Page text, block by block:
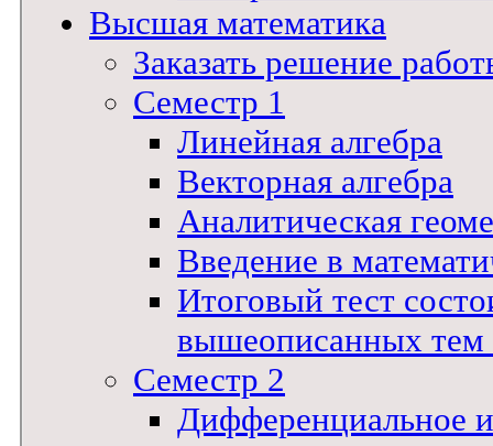
Высшая математика
Заказать решение
Семестр 1
Линейная алгебра
Векторная алгебра
Аналитическая
Введение в
Итоговый тест
вышеописанных
Семестр 2
Дифференциальное